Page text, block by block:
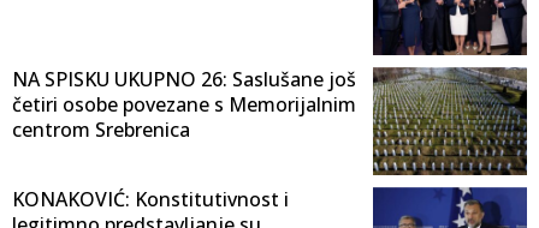
NA SPISKU UKUPNO 26: Saslušane još
četiri osobe povezane s Memorijalnim
centrom Srebrenica
KONAKOVIĆ: Konstitutivnost i